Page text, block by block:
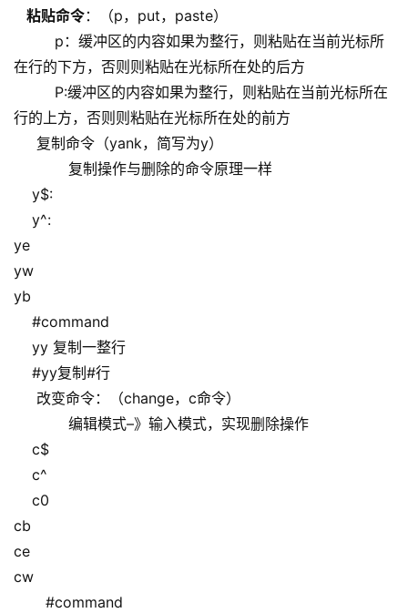
粘贴命令：（p，put，paste）
p：缓冲区的内容如果为整行，则粘贴在当前光标所
在行的下方，否则则粘贴在光标所在处的后方
P:缓冲区的内容如果为整行，则粘贴在当前光标所在
行的上方，否则则粘贴在光标所在处的前方
复制命令（yank，简写为y）
复制操作与删除的命令原理一样
y$:
y^:
ye
yw
yb
#command
yy 复制一整行
#yy复制#行
改变命令：（change，c命令）
编辑模式–》输入模式，实现删除操作
c$
c^
c0
cb
ce
cw
#command